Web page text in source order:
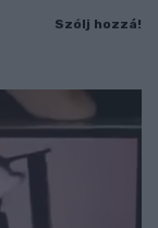
Szólj hozzá!